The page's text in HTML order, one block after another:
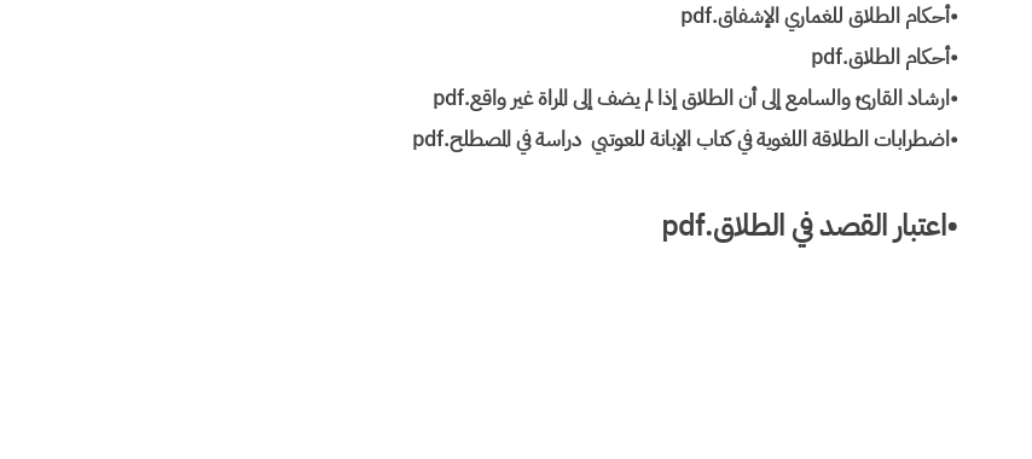
•أحكام الطلاق للغماري الإشفاق.pdf
•أحكام الطلاق.pdf
•ارشاد القارئ والسامع إلى أن الطلاق إذا لم يضف إلى المراة غير واقع.pdf
•اضطرابات الطلاقة اللغوية في كتاب الإبانة للعوتبي دراسة في المصطلح.pdf
•اعتبار القصد في الطلاق.pdf